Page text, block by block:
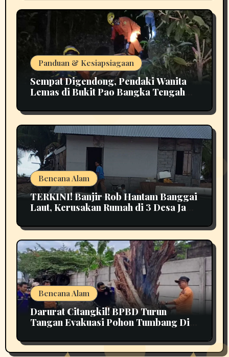
Panduan & Kesiapsiagaan
Sempat Digendong, Pendaki Wanita
Lemas di Bukit Pao Bangka Tengah
Bencana Alam
TERKINI! Banjir Rob Hantam Banggai
Laut, Kerusakan Rumah di 3 Desa Jadi
Bencana Alam
Darurat Citangkil! BPBD Turun
Tangan Evakuasi Pohon Tumbang Di